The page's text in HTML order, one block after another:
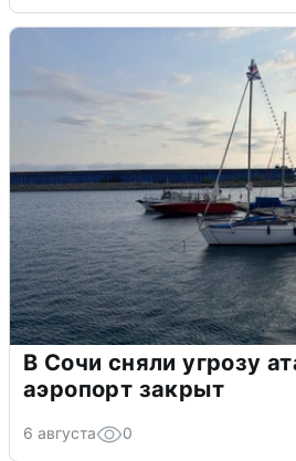
В Сочи сняли угрозу
аэропорт закрыт
6 августа 0